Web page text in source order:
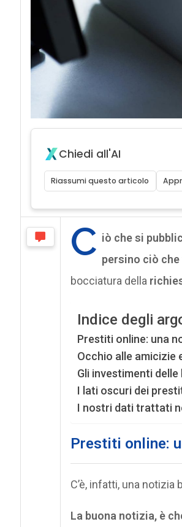
Chiedi all'AI
Riassumi questo articolo
C iò che si
persino ciò
bocciatura della
Indice degli
Prestiti online: una
Occhio alle amicizie
Gli investimenti delle
I lati oscuri dei
I nostri dati trattati
Prestiti online:
C’è, infatti, una
La buona notizia, è